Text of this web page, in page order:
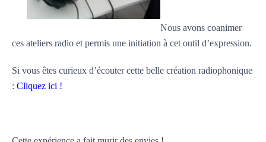
Nous avons coanimer
ces ateliers radio et permis une initiation à cet outil d’expression.
Si vous êtes curieux d’écouter cette belle création radiophonique
: Cliquez ici !